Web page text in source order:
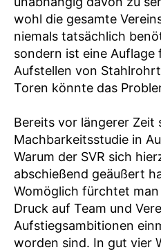
wohl die gesamte
niemals tatsächlich
sondern ist eine Auflage
Aufstellen von
Toren könnte das
Bereits vor längerer Zeit
Machbarkeitsstudie in
Warum der SVR sich
abschießend geäußert
Womöglich fürchtet
Druck auf Team und
Aufstiegsambitionen
worden sind. In gut vier